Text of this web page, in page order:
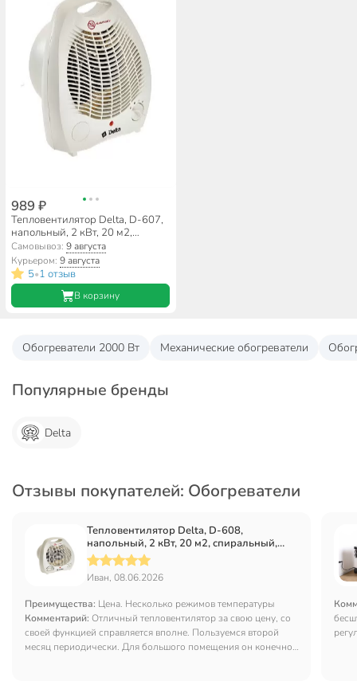
989 ₽
Тепловентилятор Delta, D-607,
напольный, 2 кВт, 20 м2,
спиральный, белый
Самовывоз:9 августа
Курьером:9 августа
5•1 отзыв
В корзину
Обогреватели 2000 Вт Механические обогреватели
Популярные бренды
Delta
Отзывы покупателей: Обогреватели
Тепловентилятор Delta, D-608,
напольный, 2 кВт, 20 м2, спиральный,
белый
Иван, 08.06.2026
Преимущества: Цена. Несколько режимов температуры
Комментарий: Отличный тепловентилятор за свою цену, со
своей функцией справляется вполне. Пользуемся второй
месяц периодически. Для большого помещения он конечно